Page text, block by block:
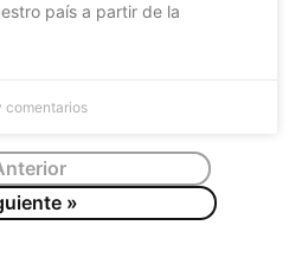
país a partir de la
comentarios
»